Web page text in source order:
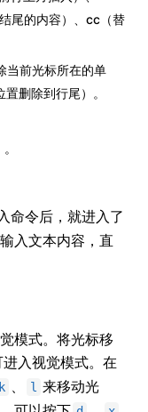
尾的内容）、cc（替
当前光标所在的单
删除到行尾）。
命令后，就进入了
入文本内容，直
模式。将光标移
入视觉模式。在
k 、 l 来移动光